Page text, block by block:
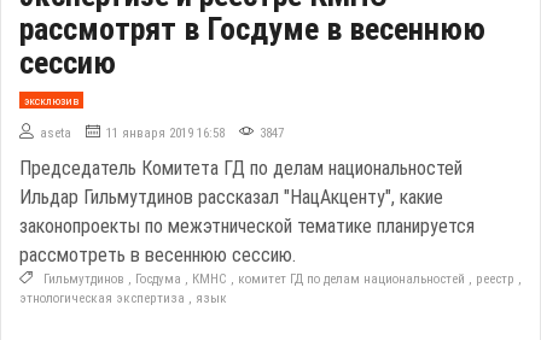
рассмотрят в Госдуме в весеннюю
сессию
эксклюзив
aseta 11 января 2019 16:58 3847
Председатель Комитета ГД по делам национальностей
Ильдар Гильмутдинов рассказал "НацАкценту", какие
законопроекты по межэтнической тематике планируется
рассмотреть в весеннюю сессию.
Гильмутдинов , Госдума , КМНС , комитет ГД по делам национальностей , реестр ,
этнологическая экспертиза , язык